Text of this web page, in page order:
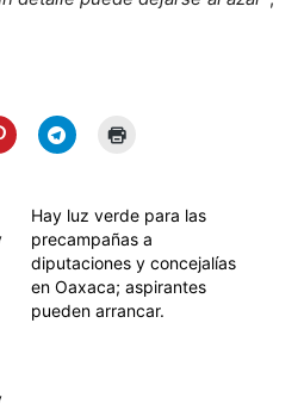
Hay luz verde para las
precampañas a
diputaciones y concejalías
en Oaxaca; aspirantes
pueden arrancar.